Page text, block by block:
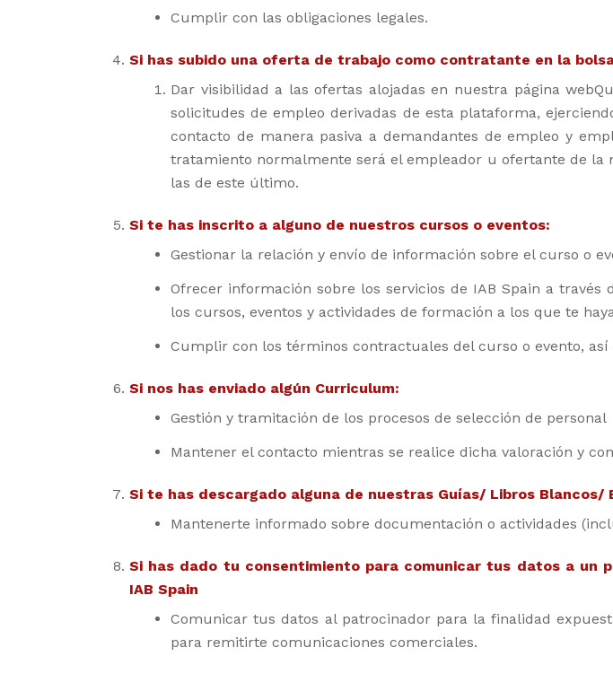
Cumplir con las obligaciones legales.
Si has subido una oferta de trabajo como contratante en la
Dar visibilidad a las ofertas alojadas en nuestra página
solicitudes de empleo derivadas de esta plataforma,
contacto de manera pasiva a demandantes de empleo y
tratamiento normalmente será el empleador u ofertante de
las de este último.
Si te has inscrito a alguno de nuestros cursos o eventos:
Gestionar la relación y envío de información sobre el curso o
Ofrecer información sobre los servicios de IAB Spain a
los cursos, eventos y actividades de formación a los que te
Cumplir con los términos contractuales del curso o evento,
Si nos has enviado algún Curriculum:
Gestión y tramitación de los procesos de selección de personal
Mantener el contacto mientras se realice dicha valoración y
Si te has descargado alguna de nuestras Guías/ Libros
Mantenerte informado sobre documentación o actividades
Si has dado tu consentimiento para comunicar tus datos a un
IAB Spain
Comunicar tus datos al patrocinador para la finalidad
para remitirte comunicaciones comerciales.